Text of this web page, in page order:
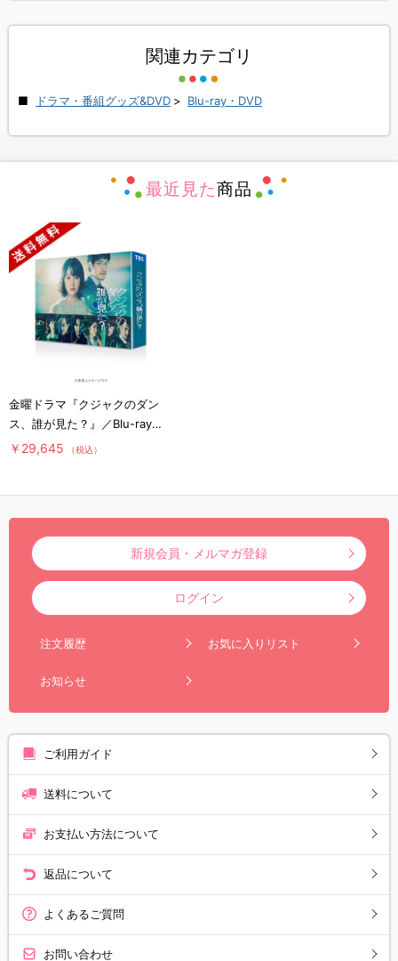
関連カテゴリ
ドラマ・番組グッズ&DVD > Blu-ray・DVD
最近見た商品
金曜ドラマ『クジャクのダン
ス、誰が見た？』／Blu-ray
BOX（送料無料・4枚組）
￥29,645 （税込）
新規会員・メルマガ登録
ログイン
注文履歴 お気に入りリスト
お知らせ
ご利用ガイド
送料について
お支払い方法について
返品について
よくあるご質問
お問い合わせ